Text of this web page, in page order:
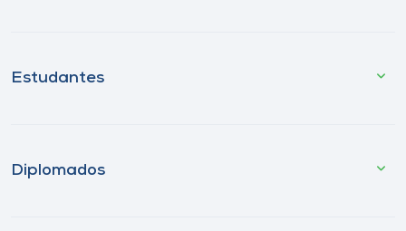
Estudantes
Diplomados